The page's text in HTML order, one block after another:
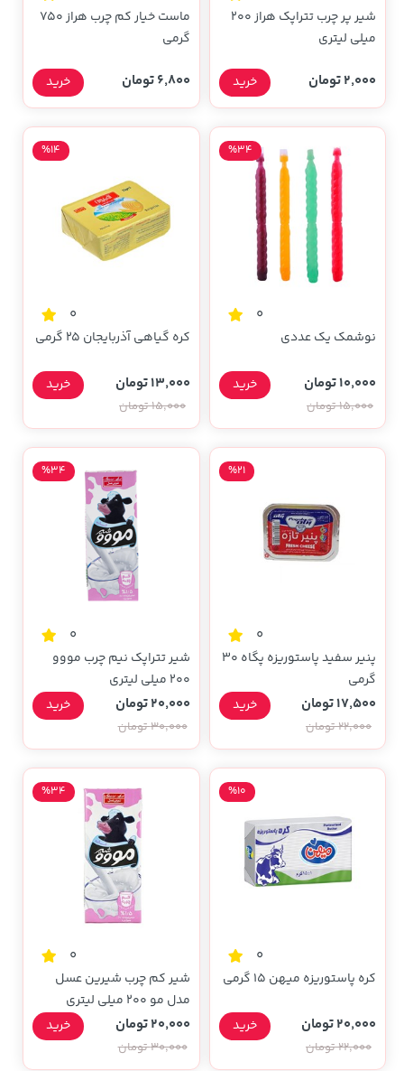
شیر پر چرب تتراپک هراز 200
میلی لیتری
2,000 تومان خرید
ماست خیار کم چرب هراز 750
گرمی
6,800 تومان خرید
0
نوشمک یک عددی
%34
10,000 تومان
15,000 تومان
خرید
0
کره گیاهی آذربایجان 25 گرمی
%14
13,000 تومان
15,000 تومان
خرید
0
پنیر سفید پاستوریزه پگاه 30
گرمی
%21
17,500 تومان
22,000 تومان
خرید
0
شیر تتراپک نیم چرب مووو
200 میلی لیتری
%34
20,000 تومان
30,000 تومان
خرید
0
کره پاستوریزه میهن 15 گرمی
%10
20,000 تومان
22,000 تومان
خرید
0
شیر کم چرب شیرین عسل
مدل مو 200 میلی لیتری
%34
20,000 تومان
30,000 تومان
خرید